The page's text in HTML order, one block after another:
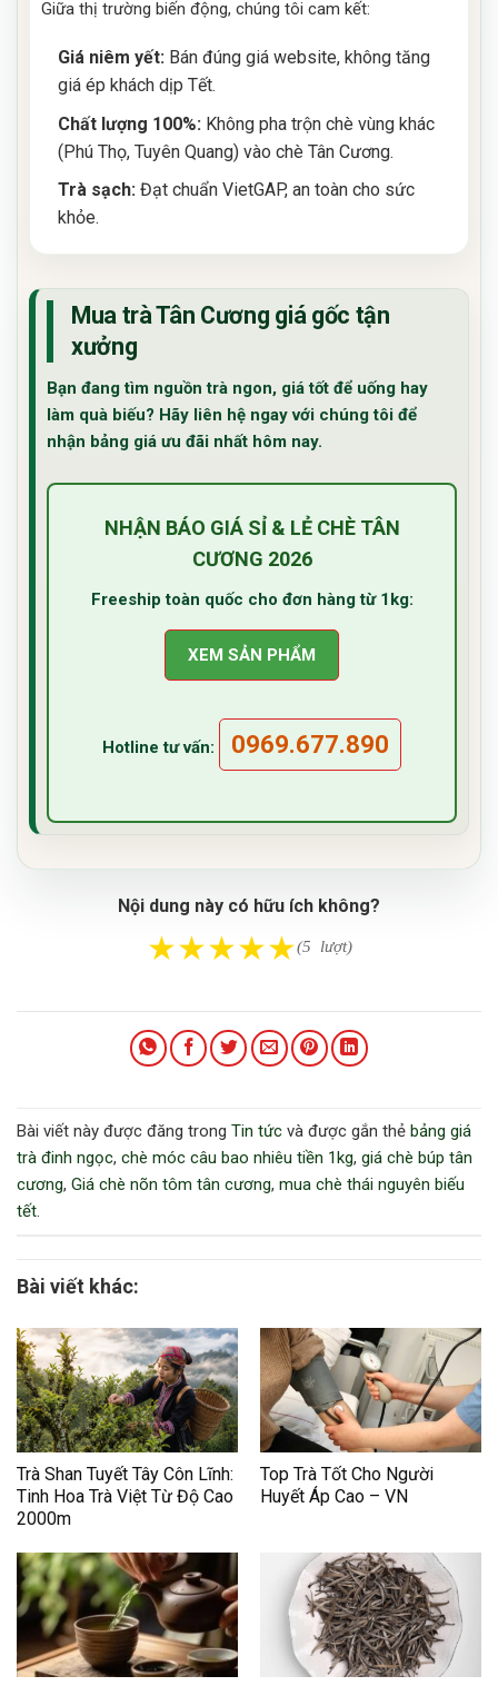
Giữa thị trường biến động, chúng tôi cam kết:
Giá niêm yết: Bán đúng giá website, không tăng
giá ép khách dịp Tết.
Chất lượng 100%: Không pha trộn chè vùng khác
(Phú Thọ, Tuyên Quang) vào chè Tân Cương.
Trà sạch: Đạt chuẩn VietGAP, an toàn cho sức
khỏe.
Mua trà Tân Cương giá gốc tận
xưởng
Bạn đang tìm nguồn trà ngon, giá tốt để uống hay
làm quà biếu? Hãy liên hệ ngay với chúng tôi để
nhận bảng giá ưu đãi nhất hôm nay.
NHẬN BÁO GIÁ SỈ & LẺ CHÈ TÂN
CƯƠNG 2026
Freeship toàn quốc cho đơn hàng từ 1kg:
XEM SẢN PHẨM
Hotline tư vấn: 0969.677.890
Nội dung này có hữu ích không?
★★★★★(5 lượt)
Bài viết này được đăng trong Tin tức và được gắn thẻ bảng giá
trà đinh ngọc, chè móc câu bao nhiêu tiền 1kg, giá chè búp tân
cương, Giá chè nõn tôm tân cương, mua chè thái nguyên biếu
tết
Bài viết khác:
Trà Shan Tuyết Tây Côn Lĩnh:
Tinh Hoa Trà Việt Từ Độ Cao
2000m
Top Trà Tốt Cho Người
Huyết Áp Cao – VN